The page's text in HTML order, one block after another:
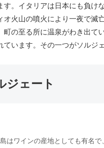
す。イタリアは日本にも負け
火山の噴火により一夜で滅
の至る所に温泉がわき出て
います。その一つがソルジ
ジェート
はワインの産地としても有名